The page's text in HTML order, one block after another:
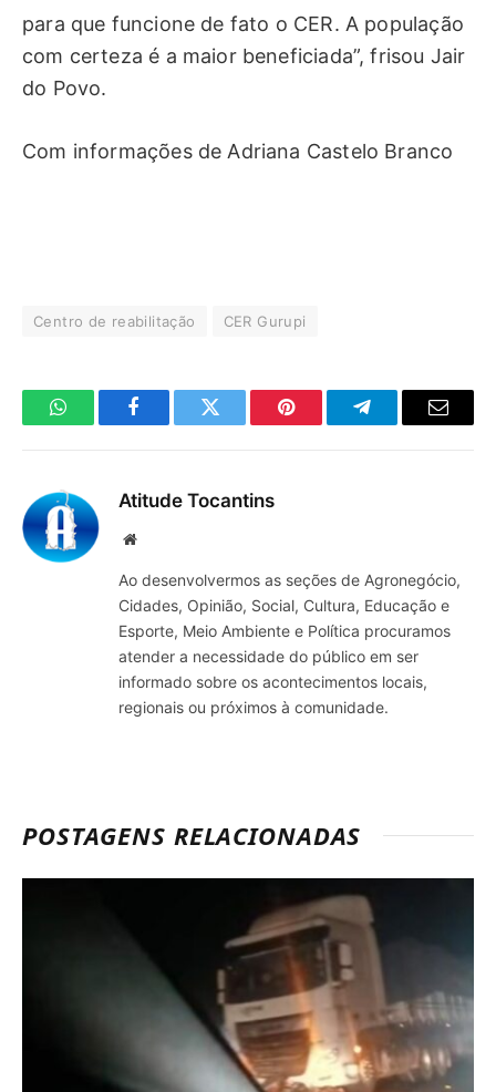
para que funcione de fato o CER. A população
com certeza é a maior beneficiada”, frisou Jair
do Povo.
Com informações de Adriana Castelo Branco
Centro de reabilitação CER Gurupi
WhatsAppFacebookTwitter Pinterest TelegramaE-
Atitude Tocantins
Site
Ao desenvolvermos as seções de Agronegócio,
Cidades, Opinião, Social, Cultura, Educação e
Esporte, Meio Ambiente e Política procuramos
atender a necessidade do público em ser
informado sobre os acontecimentos locais,
regionais ou próximos à comunidade.
POSTAGENS RELACIONADAS